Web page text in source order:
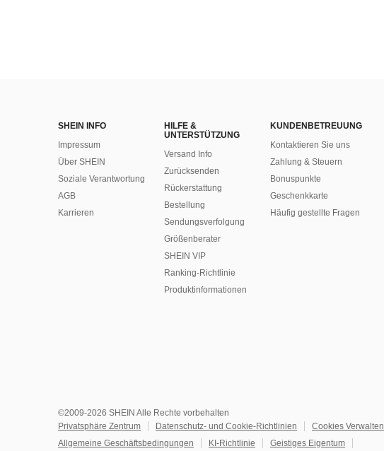
SHEIN INFO
Impressum
Über SHEIN
Soziale Verantwortung
AGB
Karrieren
HILFE &
UNTERSTÜTZUNG
Versand Info
Zurücksenden
Rückerstattung
Bestellung
Sendungsverfolgung
Größenberater
SHEIN VIP
Ranking-Richtlinie
​Produktinformationen
KUNDENBETREUUNG
Kontaktieren Sie uns
Zahlung & Steuern
Bonuspunkte
Geschenkkarte
Häufig gestellte Fragen
©2009-2026 SHEIN Alle Rechte vorbehalten
Privatsphäre Zentrum
Datenschutz- und Cookie-Richtlinien
Cookies Verwalten
Allgemeine Geschäftsbedingungen
KI-Richtlinie Geistiges Eigentum